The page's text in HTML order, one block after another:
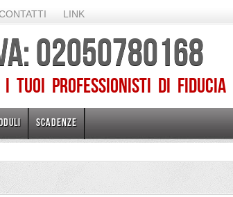
LINK
02050780168
PROFESSIONISTI DI FIDUCIA
SCADENZE